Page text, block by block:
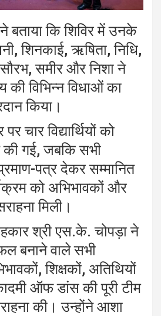
बताया कि शिविर में उनके
शिनकाई, ऋषिता, निधि,
समीर और निशा ने
की विभिन्न विधाओं का
किया।
चार विद्यार्थियों को
की गई, जबकि सभी
पत्र देकर सम्मानित
को अभिभावकों और
मिली।
श्री एस.के. चोपड़ा ने
बनाने वाले सभी
शिक्षकों, अतिथियों
ऑफ डांस की पूरी टीम
की। उन्होंने आशा